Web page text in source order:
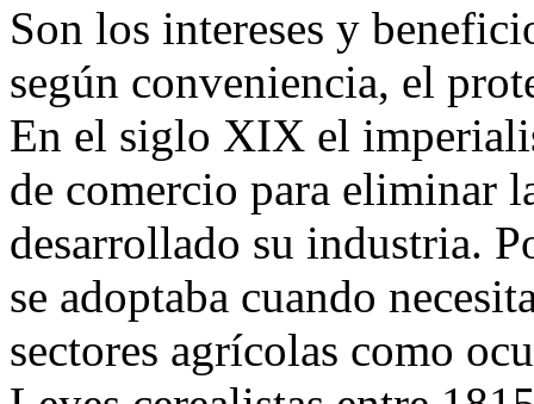
Son los intereses y
según conveniencia, el
En el siglo XIX el
de comercio para eliminar
desarrollado su industria.
se adoptaba cuando
sectores agrícolas como